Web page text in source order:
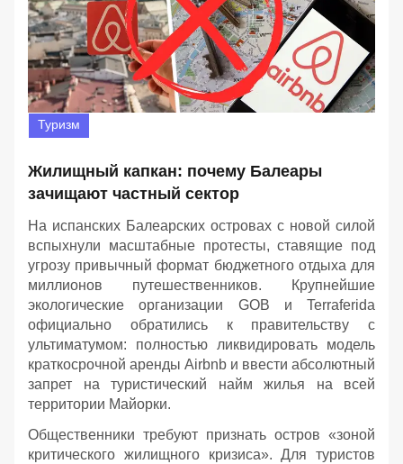
Туризм
Жилищный капкан: почему Балеары
зачищают частный сектор
На испанских Балеарских островах с новой силой
вспыхнули масштабные протесты, ставящие под
угрозу привычный формат бюджетного отдыха для
миллионов путешественников. Крупнейшие
экологические организации GOB и Terraferida
официально обратились к правительству с
ультиматумом: полностью ликвидировать модель
краткосрочной аренды Airbnb и ввести абсолютный
запрет на туристический найм жилья на всей
территории Майорки.
Общественники требуют признать остров «зоной
критического жилищного кризиса». Для туристов